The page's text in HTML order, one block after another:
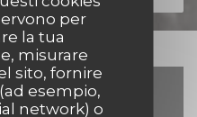
per
la tua
misurare
sito, fornire
esempio,
network) o